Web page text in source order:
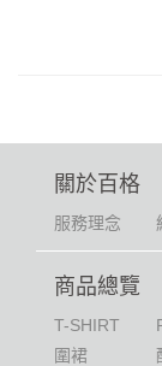
關於百格
服務理念
商品總覽
T-SHIRT
圍裙